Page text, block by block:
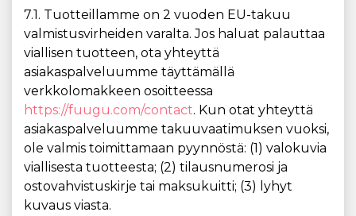
7.1. Tuotteillamme on 2 vuoden EU-takuu
valmistusvirheiden varalta. Jos haluat palauttaa
viallisen tuotteen, ota yhteyttä
asiakaspalveluumme täyttämällä
verkkolomakkeen osoitteessa
https://fuugu.com/contact. Kun otat yhteyttä
asiakaspalveluumme takuuvaatimuksen vuoksi,
ole valmis toimittamaan pyynnöstä: (1) valokuvia
viallisesta tuotteesta; (2) tilausnumerosi ja
ostovahvistuskirje tai maksukuitti; (3) lyhyt
kuvaus viasta.